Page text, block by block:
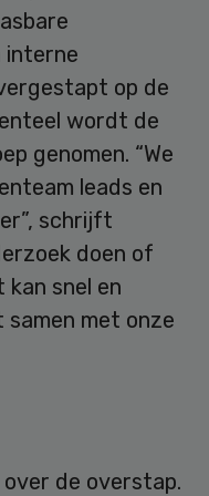
interne
op de
wordt de
genomen. “We
leads en
schrijft
doen of
kan snel en
samen met onze
de overstap.